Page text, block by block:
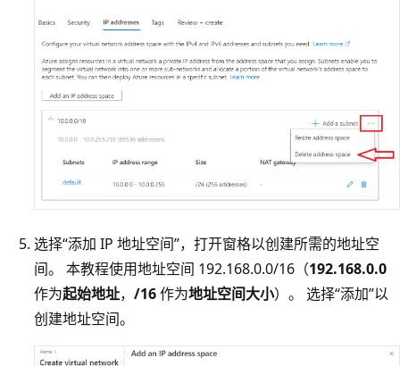
选择“添加 IP 地址空间”，打开窗格以创建所需的地址空
间。
本教程使用地址空间 192.168.0.0/16（192.168.0.0
作为起始地址， /16作为地址空间大小）。 选择“添加”以
创建地址空间。